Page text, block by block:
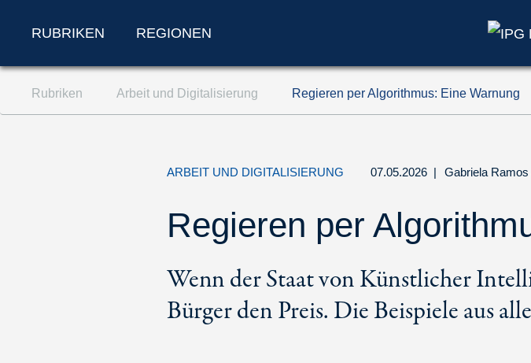
Zum Inhalt springen (Accesskey '1')
Zur Suche springen (Accesskey '2')
RUBRIKEN REGIONEN
Rubriken Arbeit und Digitalisierung Regieren per Algorithmus: Eine Warnung
ARBEIT UND DIGITALISIERUNG 07.05.2026 | Gabriela Ramos
Regieren per
Wenn der Staat von Künstlicher
Bürger den Preis. Die Beispiele aus